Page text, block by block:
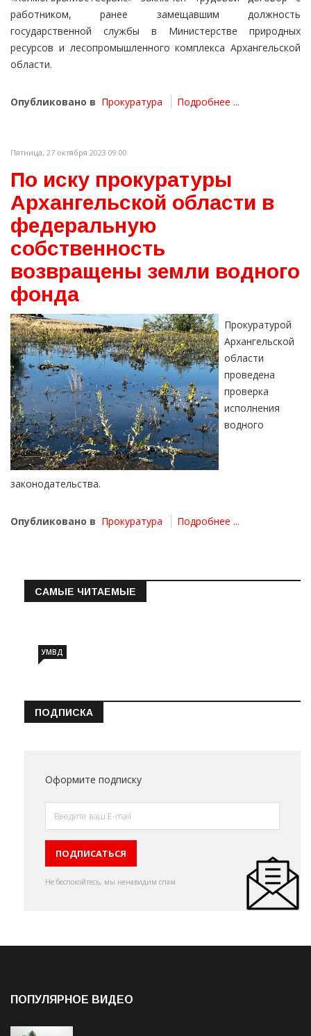
работником, ранее замещавшим должность
государственной службы в Министерстве природных
ресурсов и лесопромышленного комплекса Архангельской
области.
Опубликовано в Прокуратура Подробнее ...
Пятница, 27 октября 2023 09:00
По иску прокуратуры
Архангельской области в
федеральную
собственность
возвращены земли водного
фонда
Прокуратурой
Архангельской
области
проведена
проверка
исполнения
водного
законодательства.
Опубликовано в Прокуратура Подробнее ...
САМЫЕ ЧИТАЕМЫЕ
УМВД
ПОДПИСКА
Оформите подписку
Не беспокойтесь, мы ненавидим спам
ПОПУЛЯРНОЕ ВИДЕО